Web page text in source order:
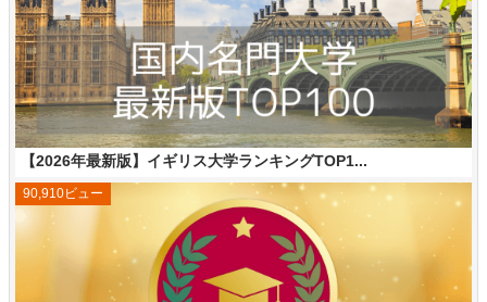
【2026年最新版】イギリス大学ランキングTOP1...
90,910ビュー